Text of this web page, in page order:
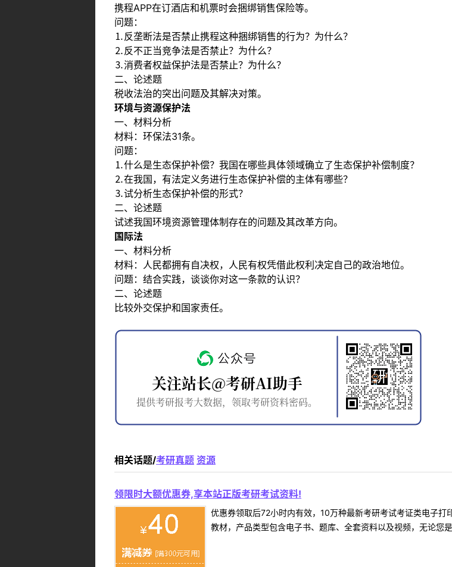
携程APP在订酒店和机票时会捆绑销售保险等。
问题：
⒈反垄断法是否禁止携程这种捆绑销售的行为？为什么？
⒉反不正当竞争法是否禁止？为什么？
⒊消费者权益保护法是否禁止？为什么？
二、论述题
税收法治的突出问题及其解决对策。
环境与资源保护法
一、材料分析
材料：环保法31条。
问题：
⒈什么是生态保护补偿？我国在哪些具体领域确立了生态保护补偿制度？
⒉在我国，有法定义务进行生态保护补偿的主体有哪些？
⒊试分析生态保护补偿的形式？
二、论述题
试述我国环境资源管理体制存在的问题及其改革方向。
国际法
一、材料分析
材料：人民都拥有自决权，人民有权凭借此权利决定自己的政治地位。
问题：结合实践，谈谈你对这一条款的认识？
二、论述题
比较外交保护和国家责任。
相关话题/考研真题 资源
领限时大额优惠券,享本站正版考研考试资料!
优惠券领取后72小时内有效，10万种最新考研考试考证类电子
教材，产品类型包含电子书、题库、全套资料以及视频，无论您